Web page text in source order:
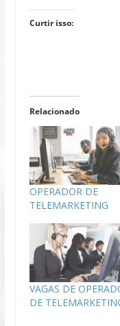
Curtir isso:
Relacionado
OPERADOR DE
TELEMARKETING
VAGAS DE
DE